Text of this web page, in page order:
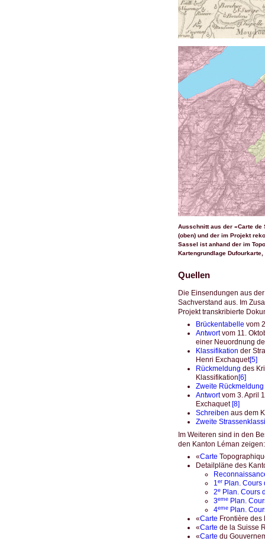
Ausschnitt aus der «Carte de
(oben) und der im Projekt
Sassel ist anhand der im
Kartengrundlage Dufourkarte,
Quellen
Die Einsendungen aus
Sachverstand aus. Im
Projekt transkribierte
Brückentabelle vom
Antwortvom 11.
einer Neuordnung
Klassifikation der
Henri Exchaquet[5]
Rückmeldung des
Klassifikation[6]
Zweite Rückmeldung
Antwortvom 3. April
Exchaquet [8]
Schreiben aus dem
Zweite
Im Weiteren sind in den
den Kanton Léman zeigen:
«Carte
Detailpläne des
1erPlan. Cours
2ePlan. Cours
3emePlan.
4emePlan.
«Carte Frontière
«Carte de la Suisse
«Carte du